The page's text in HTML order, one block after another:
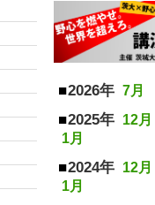
2026年 7月
2025年 12月
1月
2024年 12月
1月